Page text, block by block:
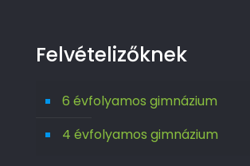
Felvételizőknek
6 évfolyamos gimnázium
4 évfolyamos gimnázium